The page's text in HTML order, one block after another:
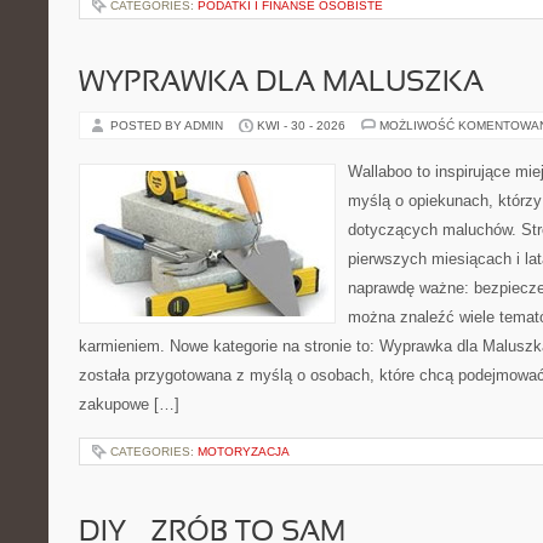
CATEGORIES: PODATKI I FINANSE OSOBISTE
WYPRAWKA DLA MALUSZKA
POSTED BY ADMIN KWI - 30 - 2026 MOŻLIWOŚĆ
Wallaboo to inspirujące
myślą o opiekunach,
dotyczących maluchów.
pierwszych miesiącach i
naprawdę ważne:
można znaleźć wiele
karmieniem. Nowe kategorie na stronie to: Wyprawka dla
została przygotowana z myślą o osobach, które chcą
zakupowe […]
CATEGORIES: MOTORYZACJA
DIY – ZRÓB TO SAM